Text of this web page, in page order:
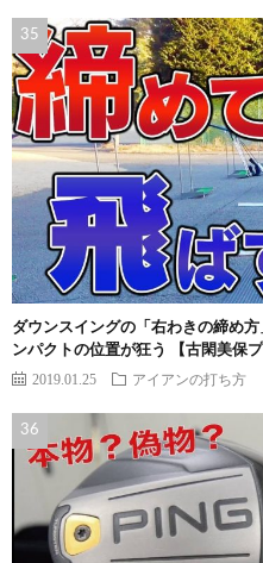
ダウンスイングの「右わきの締め
ンパクトの位置が狂う 【古閑美保プ
2019.01.25 アイアンの打ち方